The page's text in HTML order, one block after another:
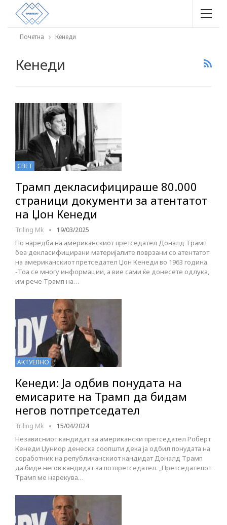
Почетна Кенеди
Кенеди
СВЕТ
Трамп декласифицираше 80.000
страници документи за атентатот
на Џон Кенеди
Triling Mk 19/03/2025
По наредба на американскиот претседател Доналд Трамп
беа декласифицирани материјалите поврзани со атентатот
на американскиот претседател Џон Кенеди во 1963 година.
-Тоа се многу информации, а вие сами ќе донесете одлука,
им рече Трамп на…
АКТУЕЛНО
Кенеди: Ја одбив понудата на
емисарите на Трамп да бидам
негов потпретседател
Triling Mk 15/04/2024
Независниот кандидат за американски претседател Роберт
Кенеди Џуниор денеска соопшти дека ја одбил понудата на
соработник на републиканскиот кандидат Доналд Трамп
да биде негов кандидат за потпретседател. „Претседателот
Трамп ме нарекува…